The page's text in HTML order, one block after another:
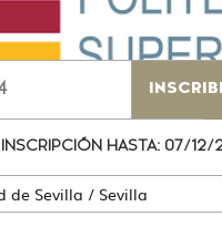
HASTA: 07/12/
de Sevilla / Sevilla